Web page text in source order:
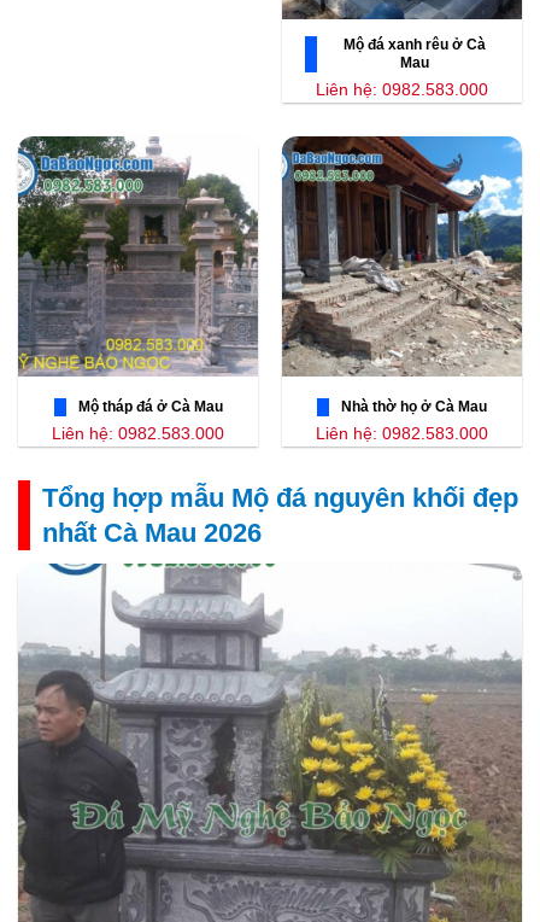
Mộ đá xanh rêu ở Cà
Mau
Liên hệ: 0982.583.000
Mộ tháp đá ở Cà Mau
Liên hệ: 0982.583.000
Nhà thờ họ ở Cà Mau
Liên hệ: 0982.583.000
Tổng hợp mẫu Mộ đá nguyên khối đẹp
nhất Cà Mau 2026